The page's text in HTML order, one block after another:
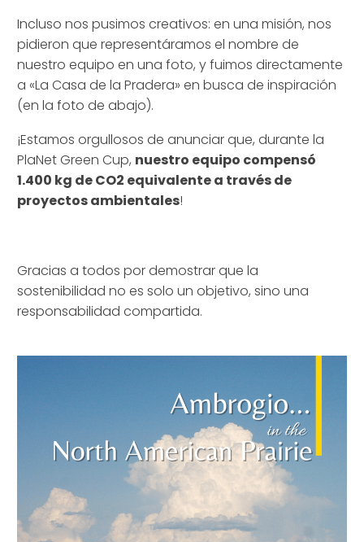
Incluso nos pusimos creativos: en una misión, nos
pidieron que representáramos el nombre de
nuestro equipo en una foto, y fuimos directamente
a «La Casa de la Pradera» en busca de inspiración
(en la foto de abajo).
¡Estamos orgullosos de anunciar que, durante la
PlaNet Green Cup, nuestro equipo compensó
1.400 kg de CO2 equivalente a través de
proyectos ambientales!
Gracias a todos por demostrar que la
sostenibilidad no es solo un objetivo, sino una
responsabilidad compartida.